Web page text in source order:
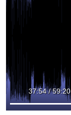
37:54 / 59:20